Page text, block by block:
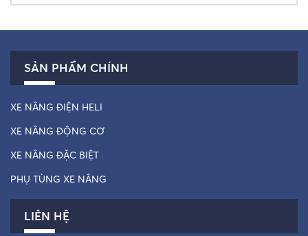
SẢN PHẨM CHÍNH
XE NÂNG ĐIỆN HELI
XE NÂNG ĐỘNG CƠ
XE NÂNG ĐẶC BIỆT
PHỤ TÙNG XE NÂNG
LIÊN HỆ